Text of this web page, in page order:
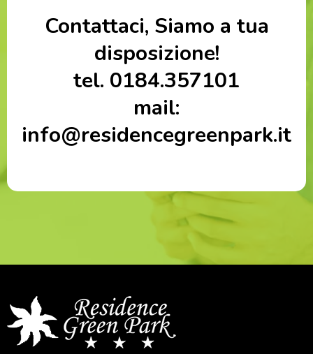
Contattaci, Siamo a tua
disposizione!
tel. 0184.357101
mail:
info@residencegreenpark.it